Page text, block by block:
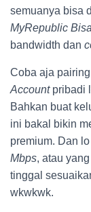
semuanya bisa
MyRepublic
bandwidth dan
Coba aja pairing
Accountpribadi
Bahkan buat
ini bakal bikin
premium. Dan
Mbps, atau
tinggal
wkwkwk.